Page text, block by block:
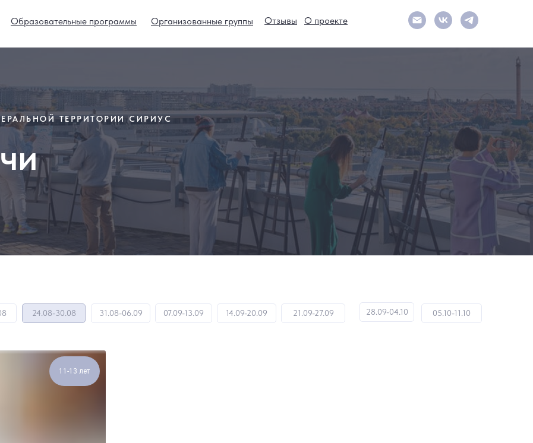
О проекте
Отзывы
Организованные группы
Образовательные программы
ТЕРРИТОРИИ СИРИУС
05.10-11.10
28.09-04.10
21.09-27.09
14.09-20.09
07.09-13.09
31.08-06.09
24.08-30.08
11-13 лет